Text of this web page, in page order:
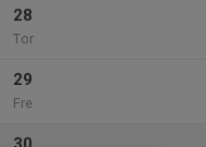
28
Tor
29
Fre